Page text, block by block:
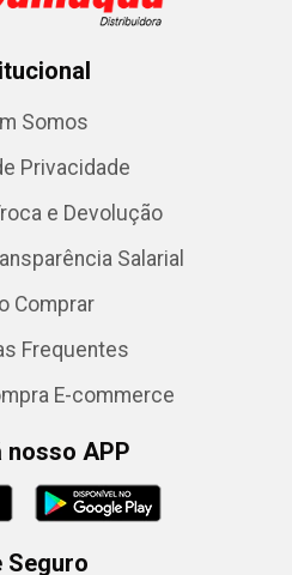
Somos
Privacidade
e Devolução
Salarial
Comprar
Frequentes
E-commerce
nosso APP
Seguro